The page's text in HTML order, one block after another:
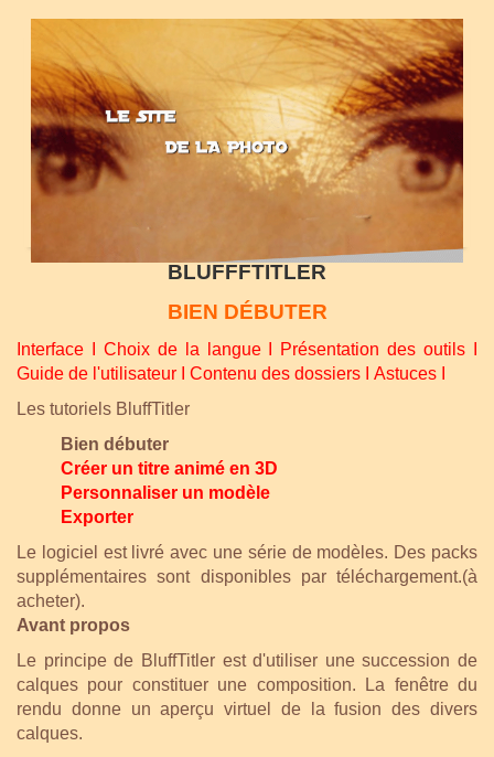
BLUFFFTITLER
BIEN DÉBUTER
Interface Choix de la langueI Présentation des outils
Guide de l'utilisateur
Contenu des dossiers Astuces
Les tutoriels BluffTitler
Bien débuter
Créer un titre animé en 3D
Personnaliser un modèle
Exporter
Le logiciel est livré avec une série de modèles. Des packs
supplémentaires sont disponibles par téléchargement.(à
acheter).
Avant propos
Le principe de BluffTitler est d'utiliser une succession de
calques pour constituer une composition. La fenêtre du
rendu donne un aperçu virtuel de la fusion des divers
calques.